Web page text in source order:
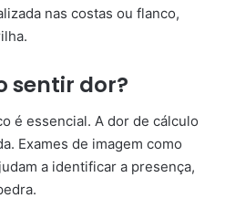
nas costas ou flanco,
sentir dor?
é essencial. A dor de cálculo
Exames de imagem como
a identificar a presença,